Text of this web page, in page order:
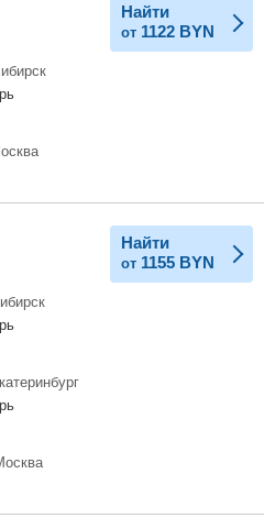
Найти
от 1122 BYN
Найти
от 1155 BYN